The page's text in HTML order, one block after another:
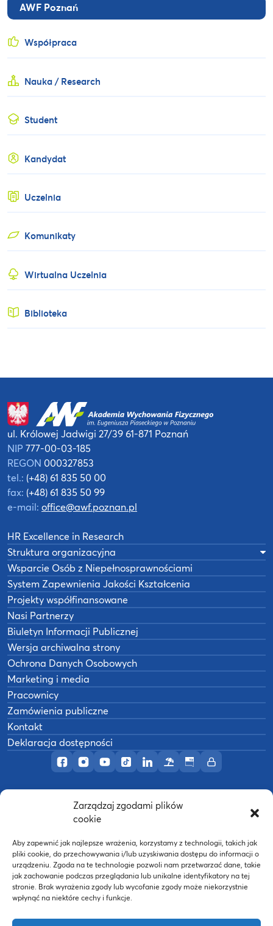
Zarządzaj zgodami plików
cookie
Aby zapewnić jak najlepsze wrażenia, korzystamy z technologii, takich jak
pliki cookie, do przechowywania i/lub uzyskiwania dostępu do informacji o
urządzeniu. Zgoda na te technologie pozwoli nam przetwarzać dane, takie
jak zachowanie podczas przeglądania lub unikalne identyfikatory na tej
stronie. Brak wyrażenia zgody lub wycofanie zgody może niekorzystnie
wpłynąć na niektóre cechy i funkcje.
AWF Poznań
Współpraca
Nauka / Research
Student
Kandydat
Uczelnia
Komunikaty
Wirtualna Uczelnia
Biblioteka
Profil AWF Poznań w serwisie Facebook
Profil AWF Poznań w serwisie Instagram
Profil AWF Poznań w serwisie YouTube
Profil AWF Poznań w serwisie
Profil AWF Poznań w
OśrodekBiuletynIntranet
ul. Królowej Jadwigi 27/3961-871 Poznań
NIP 777-00-03-185
REGON 000327853
tel.: (+48) 61 835 50 00
fax: (+48) 61 835 50 99
e-mail: office@awf.poznan.pl
HR Excellence in Research
Struktura organizacyjna
Wsparcie Osób z Niepełnosprawnościami
System Zapewnienia Jakości Kształcenia
Projekty współfinansowane
Nasi Partnerzy
Biuletyn Informacji Publicznej
Wersja archiwalna strony
Ochrona Danych Osobowych
Marketing i media
Pracownicy
Zamówienia publiczne
Kontakt
Deklaracja dostępności
Akademia Wychowania Fizycznego w
Wykonanie: nFinity.pl